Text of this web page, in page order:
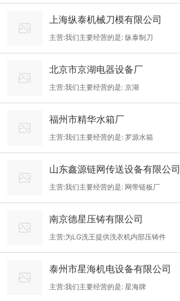
上海纵泰机械刀模有限公司
主营:我们主要经营的是: 纵泰制刀
北京市京湖电器设备厂
主营:我们主要经营的是: 京湖
福州市精华水箱厂
主营:我们主要经营的是: 罗源水箱
山东鑫源链网传送设备有限公司
主营:我们主要经营的是: 网带链板厂
南京德星压铸有限公司
主营:为LG洗王提供洗衣机内部压铸件
泰州市星海机电设备有限公司
主营:我们主要经营的是: 星海牌